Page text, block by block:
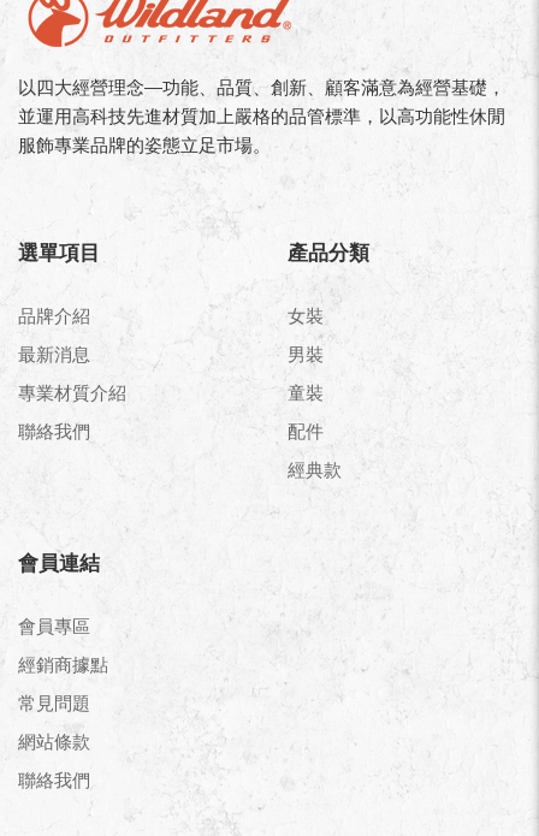
以四大經營理念—功能、品質、創新、顧客滿意為經營基礎，
並運用高科技先進材質加上嚴格的品管標準，以高功能性休閒
服飾專業品牌的姿態立足市場。
選單項目
品牌介紹
最新消息
專業材質介紹
聯絡我們
產品分類
女裝
男裝
童裝
配件
經典款
會員連結
會員專區
經銷商據點
常見問題
網站條款
聯絡我們